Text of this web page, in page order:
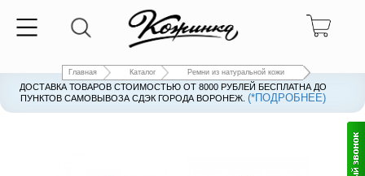
Главная Каталог Ремни из натуральной кожи
ДОСТАВКА ТОВАРОВ СТОИМОСТЬЮ ОТ 8000 РУБЛЕЙ БЕСПЛАТНА ДО
ПУНКТОВ САМОВЫВОЗА СДЭК ГОРОДА ВОРОНЕЖ.(*ПОДРОБНЕЕ)